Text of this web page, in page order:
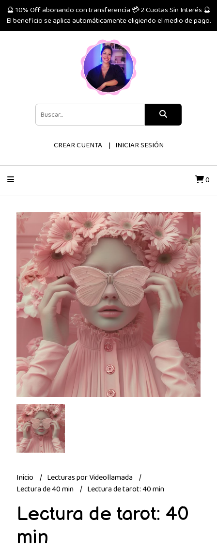
🔮 10% Off abonando con transferencia 💳 2 Cuotas Sin Interés 🔮
El beneficio se aplica automáticamente eligiendo el medio de pago.
CREAR CUENTA INICIAR SESIÓN
0
Inicio
Lecturas por Videollamada
Lectura de 40 min
Lectura de tarot: 40 min
Lectura de tarot: 40
min